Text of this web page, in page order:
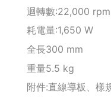
Maktec 牧科
Makita 配件
WORX 威克士
迴轉數:22,000 rpm
耗電量:1,650 W
全長300 mm
重量5.5 kg
附件:直線導板、樣